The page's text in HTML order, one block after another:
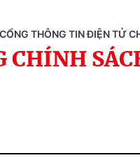
CỔNG THÔNG TIN ĐIỆN TỬ
CHÍNH